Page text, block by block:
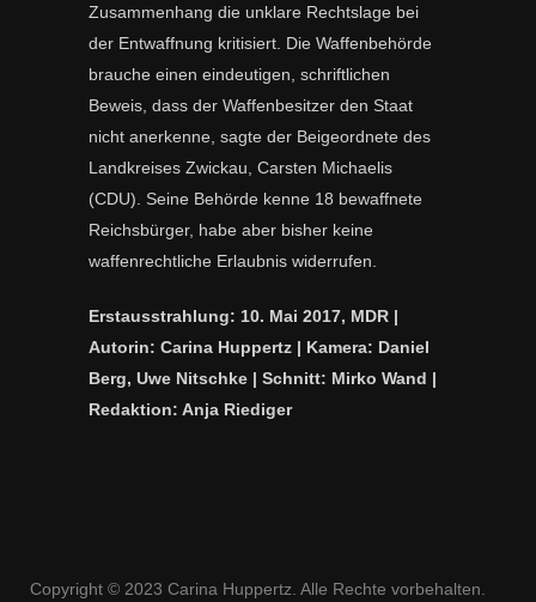
Zusammenhang die unklare Rechtslage bei
der Entwaffnung kritisiert. Die Waffenbehörde
brauche einen eindeutigen, schriftlichen
Beweis, dass der Waffenbesitzer den Staat
nicht anerkenne, sagte der Beigeordnete des
Landkreises Zwickau, Carsten Michaelis
(CDU). Seine Behörde kenne 18 bewaffnete
Reichsbürger, habe aber bisher keine
waffenrechtliche Erlaubnis widerrufen.
Erstausstrahlung: 10. Mai 2017, MDR |
Autorin: Carina Huppertz | Kamera: Daniel
Berg, Uwe Nitschke | Schnitt: Mirko Wand |
Redaktion: Anja Riediger
Copyright © 2023 Carina Huppertz. Alle Rechte vorbehalten.